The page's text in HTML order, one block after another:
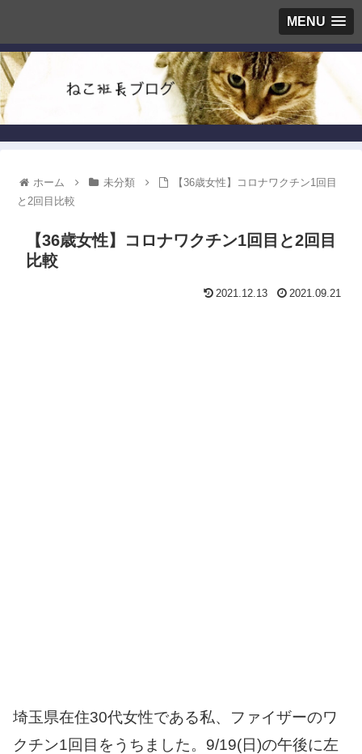
MENU
ホーム 未分類
【36歳女性】コロナワクチン1回目
と2回目比較
【36歳女性】コロナワクチン1回目と2回目
比較
2021.12.13 2021.09.21
埼玉県在住30代女性である私、ファイザーのワ
クチン1回目をうちました。9/19(日)の午後に左